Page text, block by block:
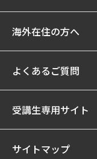
海外在住の方へ
よくあるご質問
受講生専用サイト
サイトマップ